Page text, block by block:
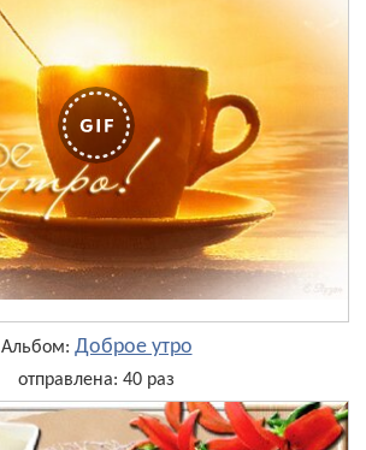
Альбом: Доброе утро
отправлена: 40 раз